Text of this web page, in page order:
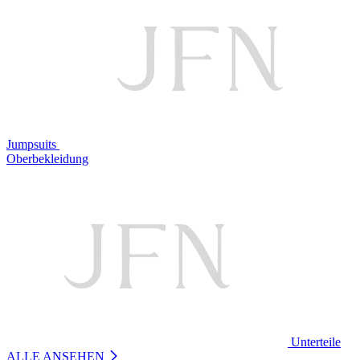
Jumpsuits
Oberbekleidung
Unterteile
ALLE ANSEHEN